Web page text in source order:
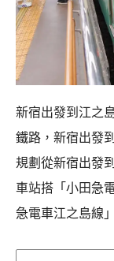
新宿出發到江之
鐵路，新宿出發
規劃從新宿出發
車站搭「小田急
急電車江之島線